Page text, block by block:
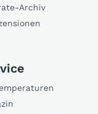
Archiv